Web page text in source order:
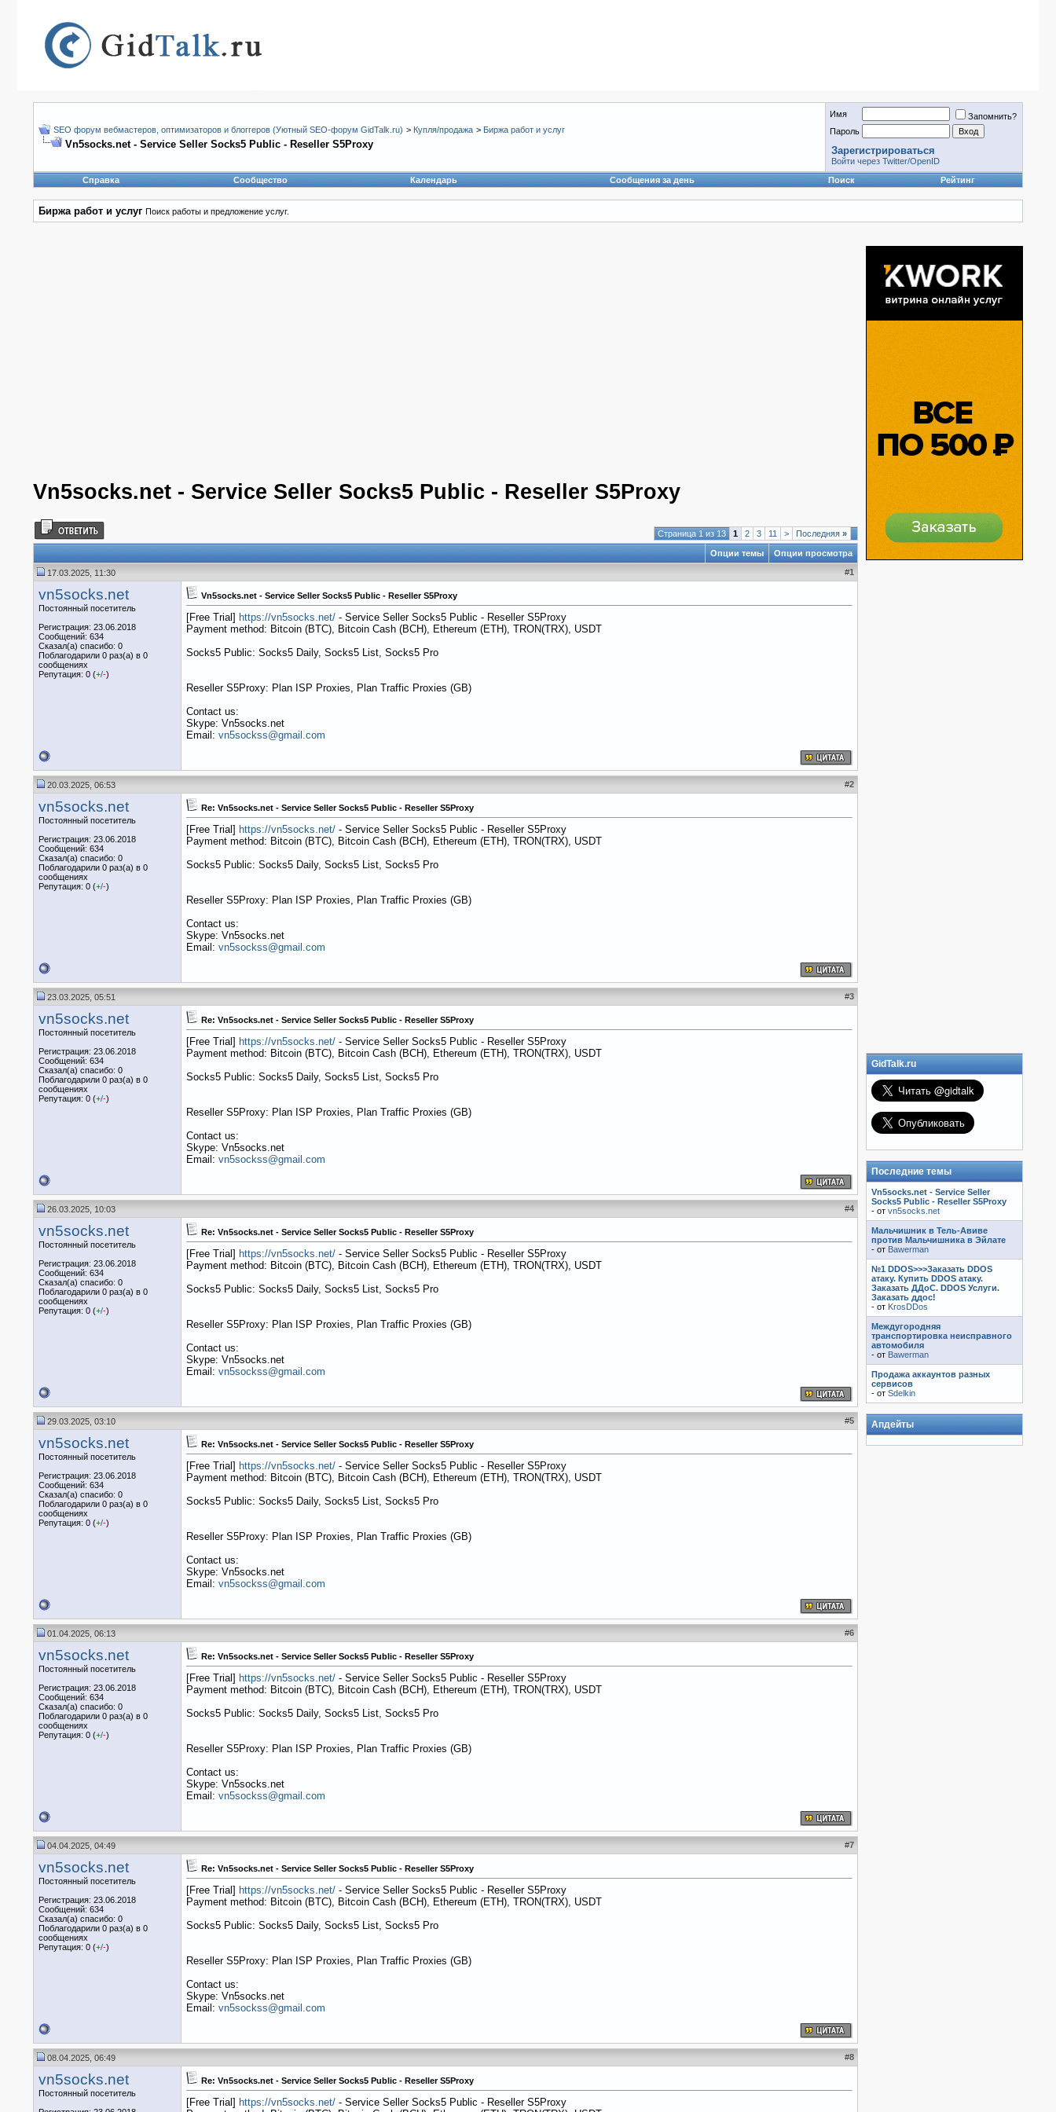
SEO форум вебмастеров, оптимизаторов и блоггеров (Уютный SEO-форум GidTalk.ru) > Купля/продажа > Биржа работ и услуг
Vn5socks.net - Service Seller Socks5 Public - Reseller S5Proxy
Имя
Запомнить?
Пароль
Зарегистрироваться
Войти через Twitter/OpenID
Справка
Сообщество Календарь Сообщения за день Поиск Рейтинг
Биржа работ и услуг Поиск работы и предложение услуг.
Vn5socks.net - Service Seller Socks5 Public - Reseller S5Proxy
Страница 1 из 13 1 2 3 11 > Последняя »
Опции темы Опции просмотра
17.03.2025, 11:30 #1
vn5socks.net
Постоянный посетитель
Регистрация: 23.06.2018
Сообщений: 634
Сказал(а) спасибо: 0
Поблагодарили 0 раз(а) в 0
сообщениях
Репутация: 0 (+/-)
Vn5socks.net - Service Seller Socks5 Public - Reseller S5Proxy
[Free Trial] https://vn5socks.net/ - Service Seller Socks5 Public - Reseller S5Proxy
Payment method: Bitcoin (BTC), Bitcoin Cash (BCH), Ethereum (ETH), TRON(TRX), USDT
Socks5 Public: Socks5 Daily, Socks5 List, Socks5 Pro
Reseller S5Proxy: Plan ISP Proxies, Plan Traffic Proxies (GB)
Contact us:
Skype: Vn5socks.net
Email: vn5sockss@gmail.com
20.03.2025, 06:53 #2
vn5socks.net
Постоянный посетитель
Регистрация: 23.06.2018
Сообщений: 634
Сказал(а) спасибо: 0
Поблагодарили 0 раз(а) в 0
сообщениях
Репутация: 0 (+/-)
Re: Vn5socks.net - Service Seller Socks5 Public - Reseller S5Proxy
[Free Trial] https://vn5socks.net/ - Service Seller Socks5 Public - Reseller S5Proxy
Payment method: Bitcoin (BTC), Bitcoin Cash (BCH), Ethereum (ETH), TRON(TRX), USDT
Socks5 Public: Socks5 Daily, Socks5 List, Socks5 Pro
Reseller S5Proxy: Plan ISP Proxies, Plan Traffic Proxies (GB)
Contact us:
Skype: Vn5socks.net
Email: vn5sockss@gmail.com
23.03.2025, 05:51 #3
vn5socks.net
Постоянный посетитель
Регистрация: 23.06.2018
Сообщений: 634
Сказал(а) спасибо: 0
Поблагодарили 0 раз(а) в 0
сообщениях
Репутация: 0 (+/-)
Re: Vn5socks.net - Service Seller Socks5 Public - Reseller S5Proxy
[Free Trial] https://vn5socks.net/ - Service Seller Socks5 Public - Reseller S5Proxy
Payment method: Bitcoin (BTC), Bitcoin Cash (BCH), Ethereum (ETH), TRON(TRX), USDT
Socks5 Public: Socks5 Daily, Socks5 List, Socks5 Pro
Reseller S5Proxy: Plan ISP Proxies, Plan Traffic Proxies (GB)
Contact us:
Skype: Vn5socks.net
Email: vn5sockss@gmail.com
26.03.2025, 10:03 #4
vn5socks.net
Постоянный посетитель
Регистрация: 23.06.2018
Сообщений: 634
Сказал(а) спасибо: 0
Поблагодарили 0 раз(а) в 0
сообщениях
Репутация: 0 (+/-)
Re: Vn5socks.net - Service Seller Socks5 Public - Reseller S5Proxy
[Free Trial] https://vn5socks.net/ - Service Seller Socks5 Public - Reseller S5Proxy
Payment method: Bitcoin (BTC), Bitcoin Cash (BCH), Ethereum (ETH), TRON(TRX), USDT
Socks5 Public: Socks5 Daily, Socks5 List, Socks5 Pro
Reseller S5Proxy: Plan ISP Proxies, Plan Traffic Proxies (GB)
Contact us:
Skype: Vn5socks.net
Email: vn5sockss@gmail.com
29.03.2025, 03:10 #5
vn5socks.net
Постоянный посетитель
Регистрация: 23.06.2018
Сообщений: 634
Сказал(а) спасибо: 0
Поблагодарили 0 раз(а) в 0
сообщениях
Репутация: 0 (+/-)
Re: Vn5socks.net - Service Seller Socks5 Public - Reseller S5Proxy
[Free Trial] https://vn5socks.net/ - Service Seller Socks5 Public - Reseller S5Proxy
Payment method: Bitcoin (BTC), Bitcoin Cash (BCH), Ethereum (ETH), TRON(TRX), USDT
Socks5 Public: Socks5 Daily, Socks5 List, Socks5 Pro
Reseller S5Proxy: Plan ISP Proxies, Plan Traffic Proxies (GB)
Contact us:
Skype: Vn5socks.net
Email: vn5sockss@gmail.com
01.04.2025, 06:13 #6
vn5socks.net
Постоянный посетитель
Регистрация: 23.06.2018
Сообщений: 634
Сказал(а) спасибо: 0
Поблагодарили 0 раз(а) в 0
сообщениях
Репутация: 0 (+/-)
Re: Vn5socks.net - Service Seller Socks5 Public - Reseller S5Proxy
[Free Trial] https://vn5socks.net/ - Service Seller Socks5 Public - Reseller S5Proxy
Payment method: Bitcoin (BTC), Bitcoin Cash (BCH), Ethereum (ETH), TRON(TRX), USDT
Socks5 Public: Socks5 Daily, Socks5 List, Socks5 Pro
Reseller S5Proxy: Plan ISP Proxies, Plan Traffic Proxies (GB)
Contact us:
Skype: Vn5socks.net
Email: vn5sockss@gmail.com
04.04.2025, 04:49 #7
vn5socks.net
Постоянный посетитель
Регистрация: 23.06.2018
Сообщений: 634
Сказал(а) спасибо: 0
Поблагодарили 0 раз(а) в 0
сообщениях
Репутация: 0 (+/-)
Re: Vn5socks.net - Service Seller Socks5 Public - Reseller S5Proxy
[Free Trial] https://vn5socks.net/ - Service Seller Socks5 Public - Reseller S5Proxy
Payment method: Bitcoin (BTC), Bitcoin Cash (BCH), Ethereum (ETH), TRON(TRX), USDT
Socks5 Public: Socks5 Daily, Socks5 List, Socks5 Pro
Reseller S5Proxy: Plan ISP Proxies, Plan Traffic Proxies (GB)
Contact us:
Skype: Vn5socks.net
Email: vn5sockss@gmail.com
08.04.2025, 06:49 #8
vn5socks.net
Постоянный посетитель
Re: Vn5socks.net - Service Seller Socks5 Public - Reseller S5Proxy
[Free Trial] https://vn5socks.net/ - Service Seller Socks5 Public - Reseller S5Proxy
GidTalk.ru
Последние темы
Vn5socks.net - Service Seller
Socks5 Public - Reseller S5Proxy
- от vn5socks.net
Мальчишник в Тель-Авиве
против Мальчишника в Эйлате
- от Bawerman
№1 DDOS>>>Заказать DDOS
атаку. Купить DDOS атаку.
Заказать ДДоС. DDOS Услуги.
Заказать ддос!
- от KrosDDos
Междугородняя
транспортировка неисправного
автомобиля
- от Bawerman
Продажа аккаунтов разных
сервисов
- от Sdelkin
Апдейты